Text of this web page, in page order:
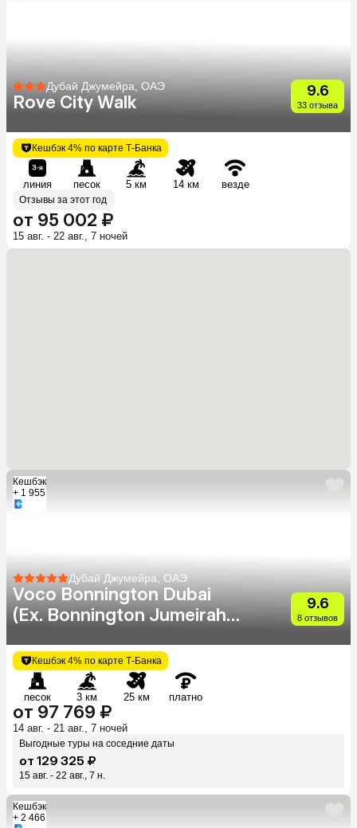
Дубай Джумейра, ОАЭ
Rove City Walk
9.6
33 отзыва
Кешбэк 4% по карте Т-Банка
линия песок 5 км 14 км везде
Отзывы за этот год
от 95 002 ₽
15 авг. - 22 авг., 7 ночей
Кешбэк
+ 1 955
Дубай Джумейра, ОАЭ
Voco Bonnington Dubai
(Ex. Bonnington Jumeirah
9.6
8 отзывов
Кешбэк 4% по карте Т-Банка
песок 3 км 25 км платно
от 97 769 ₽
14 авг. - 21 авг., 7 ночей
Выгодные туры на соседние даты
от 129 325 ₽
15 авг. - 22 авг., 7 н.
Кешбэк
+ 2 466